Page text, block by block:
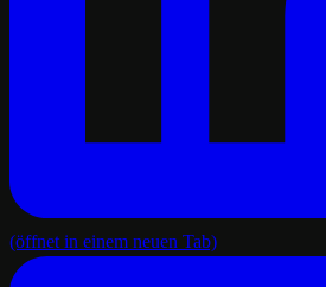
(öffnet in einem neuen Tab)